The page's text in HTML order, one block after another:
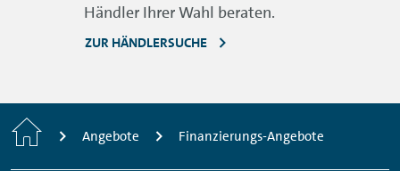
Händler Ihrer Wahl beraten.
ZUR HÄNDLERSUCHE
StartseiteAngebote Finanzierungs-Angebote